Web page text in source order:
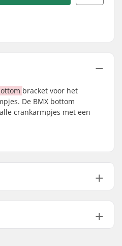
bracket voor het
De BMX bottom
crankarmpjes met een
Mid, Sealed